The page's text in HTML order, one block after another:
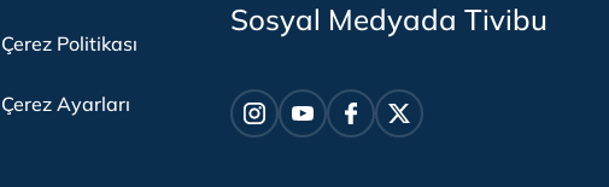
Çerez Politikası
Çerez Ayarları
Sosyal Medyada Tivibu